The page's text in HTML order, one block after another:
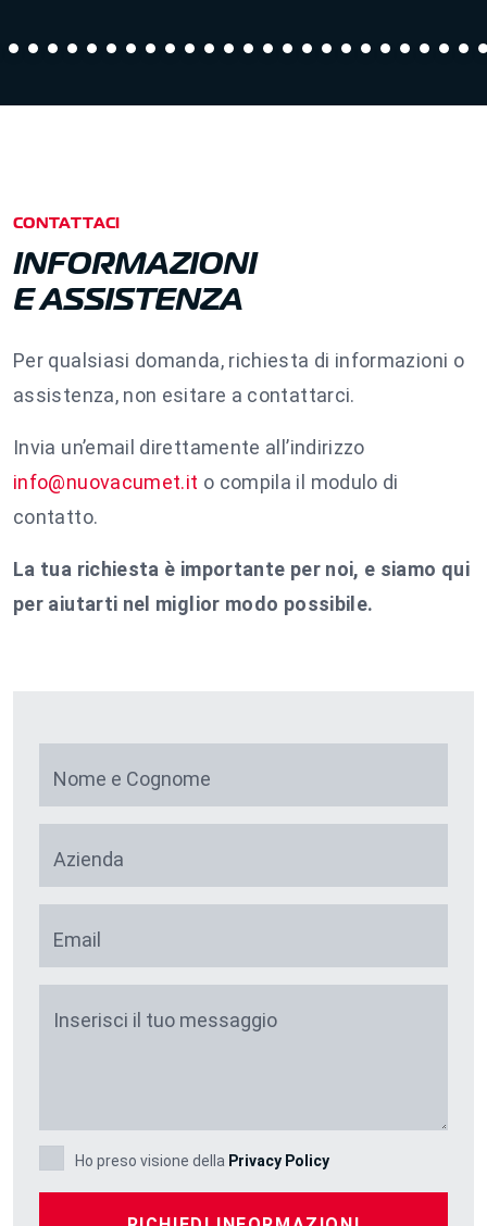
CONTATTACI
INFORMAZIONI
E ASSISTENZA
Per qualsiasi domanda, richiesta di informazioni o
assistenza, non esitare a contattarci.
Invia un’email direttamente all’indirizzo
info@nuovacumet.it o compila il modulo di
contatto.
La tua richiesta è importante per noi, e siamo qui
per aiutarti nel miglior modo possibile.
Nome e Cognome
Azienda
Email
Inserisci il tuo messaggio
Ho preso visione della Privacy Policy